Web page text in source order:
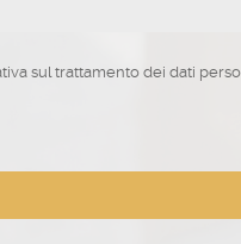
sul trattamento dei dati